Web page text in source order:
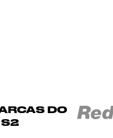
DO
S2